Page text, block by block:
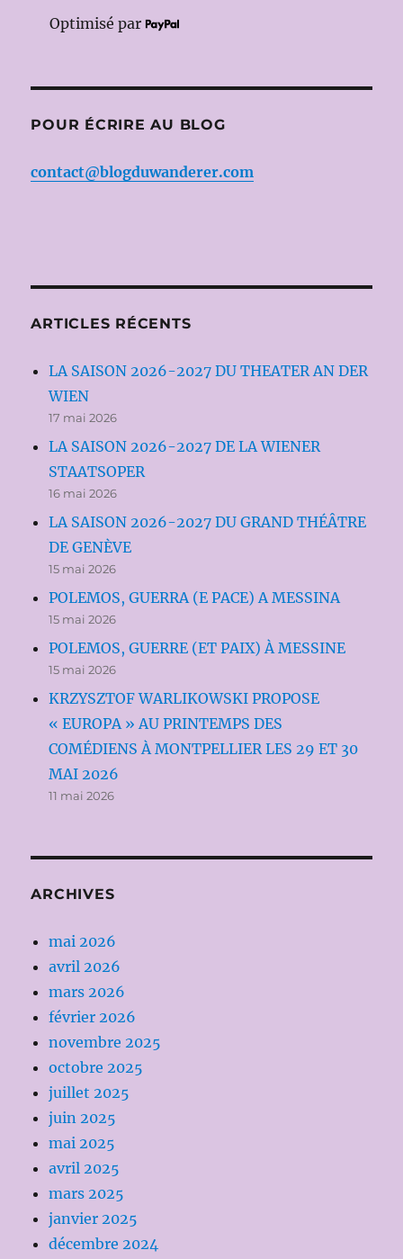
Optimisé par
POUR ÉCRIRE AU BLOG
contact@blogduwanderer.com
ARTICLES RÉCENTS
LA SAISON 2026-2027 DU THEATER AN DER
WIEN
17 mai 2026
LA SAISON 2026-2027 DE LA WIENER
STAATSOPER
16 mai 2026
LA SAISON 2026-2027 DU GRAND THÉÂTRE
DE GENÈVE
15 mai 2026
POLEMOS, GUERRA (E PACE) A MESSINA
15 mai 2026
POLEMOS, GUERRE (ET PAIX) À MESSINE
15 mai 2026
KRZYSZTOF WARLIKOWSKI PROPOSE
« EUROPA » AU PRINTEMPS DES
COMÉDIENS À MONTPELLIER LES 29 ET 30
MAI 2026
11 mai 2026
ARCHIVES
mai 2026
avril 2026
mars 2026
février 2026
novembre 2025
octobre 2025
juillet 2025
juin 2025
mai 2025
avril 2025
mars 2025
janvier 2025
décembre 2024